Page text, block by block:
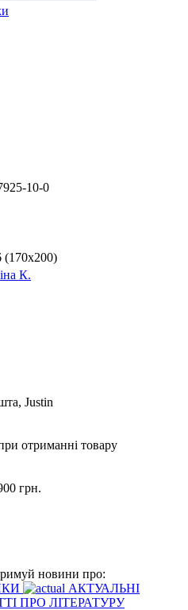
10-0
(170х200)
К.
Justin
отриманні товару
грн.
новини про:
АКТУАЛЬНІ
ПРО ЛІТЕРАТУРУ